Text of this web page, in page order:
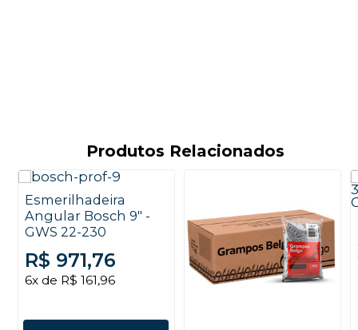
Produtos Relacionados
Esmerilhadeira
Angular Bosch 9" -
GWS 22-230
R$ 971,76
6x de R$ 161,96